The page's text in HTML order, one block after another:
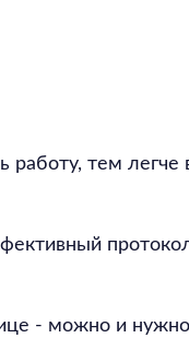
работу, тем легче
- можно и нужно